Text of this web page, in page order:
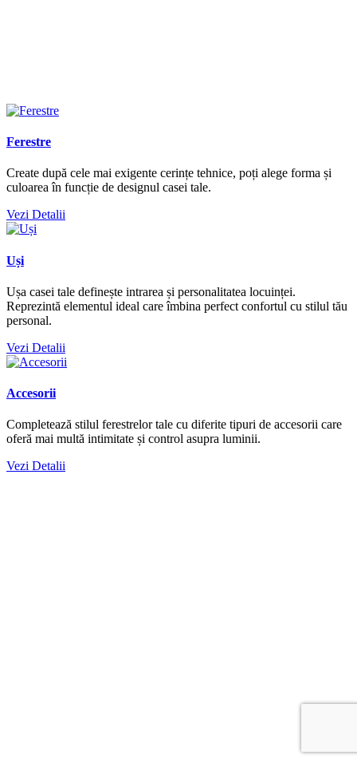
Ferestre
Create după cele mai exigente cerințe tehnice, poți alege forma și
culoarea în funcție de designul casei tale.
Vezi Detalii
Uși
Ușa casei tale definește intrarea și personalitatea locuinței.
Reprezintă elementul ideal care îmbina perfect confortul cu stilul tău
personal.
Vezi Detalii
Accesorii
Completează stilul ferestrelor tale cu diferite tipuri de accesorii care
oferă mai multă intimitate și control asupra luminii.
Vezi Detalii